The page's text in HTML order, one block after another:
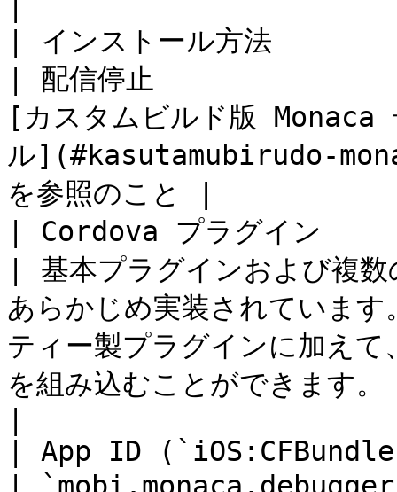
| インストール方法
| 配信停止
[カスタムビルド版 Monaca
ル](#kasutamubirudo-
を参照のこと |
| Cordova プラグイン
| 基本プラグインおよび複
あらかじめ実装されていま
ティー製プラグインに加え
を組み込むことができます。
| App ID